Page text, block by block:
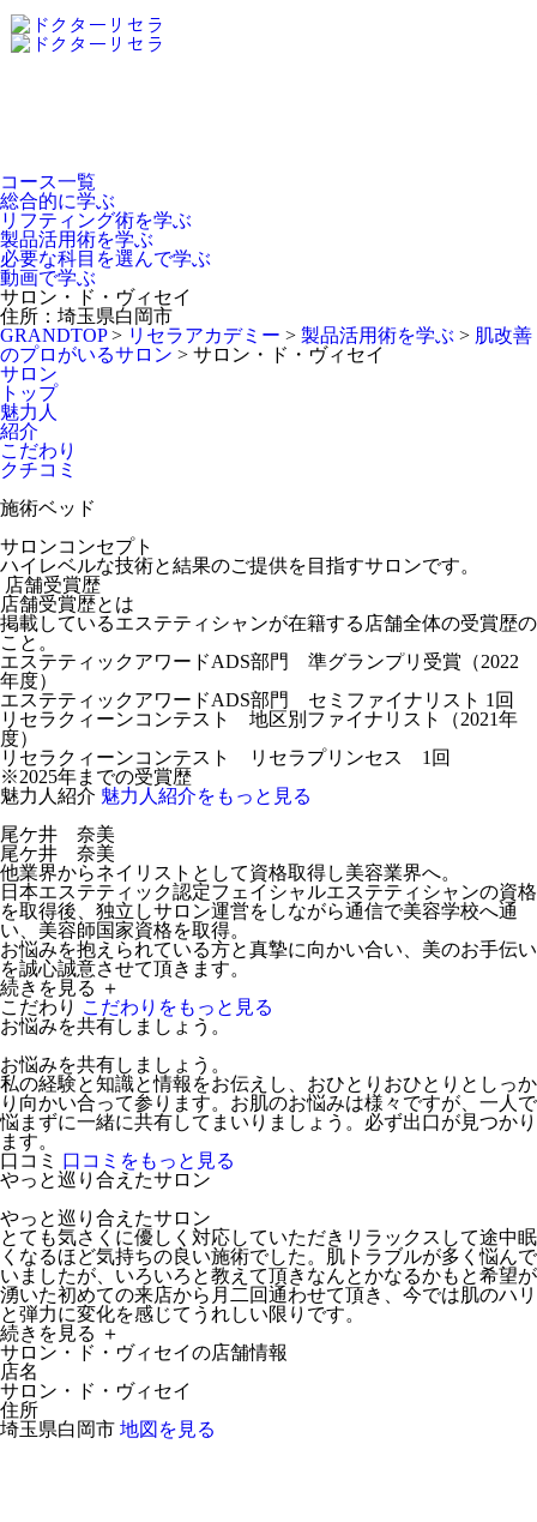
Dr.Recella Academy
について
コース一覧
総合的に学ぶ
リフティング術を学ぶ
製品活用術を学ぶ
必要な科目を選んで学ぶ
動画で学ぶ
サロン・ド・ヴィセイ
住所：埼玉県白岡市
GRANDTOP> リセラアカデミー > 製品活用術を学ぶ > 肌改善
のプロがいるサロン > サロン・ド・ヴィセイ
サロン
トップ
魅力人
紹介
こだわり
クチコミ
施術ベッド
サロンコンセプト
ハイレベルな技術と結果のご提供を目指すサロンです。
店舗受賞歴
店舗受賞歴とは
掲載しているエステティシャンが在籍する店舗全体の受賞歴の
こと。
エステティックアワードADS部門 準グランプリ受賞（2022
年度）
エステティックアワードADS部門 セミファイナリスト 1回
リセラクィーンコンテスト 地区別ファイナリスト（2021年
度）
リセラクィーンコンテスト リセラプリンセス 1回
※2025年までの受賞歴
魅力人紹介 魅力人紹介をもっと見る
尾ケ井 奈美
尾ケ井 奈美
他業界からネイリストとして資格取得し美容業界へ。
日本エステティック認定フェイシャルエステティシャンの資格
を取得後、独立しサロン運営をしながら通信で美容学校へ通
い、美容師国家資格を取得。
お悩みを抱えられている方と真摯に向かい合い、美のお手伝い
を誠心誠意させて頂きます。
続きを見る ＋
こだわり こだわりをもっと見る
お悩みを共有しましょう。
お悩みを共有しましょう。
私の経験と知識と情報をお伝えし、おひとりおひとりとしっか
り向かい合って参ります。お肌のお悩みは様々ですが、一人で
悩まずに一緒に共有してまいりましょう。必ず出口が見つかり
ます。
口コミ 口コミをもっと見る
やっと巡り合えたサロン
やっと巡り合えたサロン
とても気さくに優しく対応していただきリラックスして途中眠
くなるほど気持ちの良い施術でした。肌トラブルが多く悩んで
いましたが、いろいろと教えて頂きなんとかなるかもと希望が
湧いた初めての来店から月二回通わせて頂き、今では肌のハリ
と弾力に変化を感じてうれしい限りです。
続きを見る ＋
サロン・ド・ヴィセイの店舗情報
店名
サロン・ド・ヴィセイ
住所
埼玉県白岡市 地図を見る